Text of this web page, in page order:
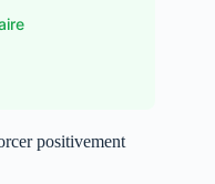
positivement